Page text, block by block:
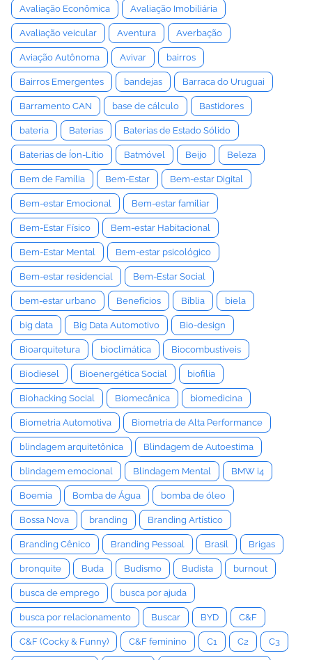
Avaliação Econômica Avaliação Imobiliária
Avaliação veicular Aventura Averbação
Aviação Autônoma Avivar bairros
Bairros Emergentes bandejas Barraca do Uruguai
Barramento CAN base de cálculo Bastidores
bateria Baterias Baterias de Estado Sólido
Baterias de Íon-Lítio Batmóvel Beijo Beleza
Bem de Família Bem-Estar Bem-estar Digital
Bem-estar Emocional Bem-estar familiar
Bem-Estar Físico Bem-estar Habitacional
Bem-Estar Mental Bem-estar psicológico
Bem-estar residencial Bem-Estar Social
bem-estar urbano Benefícios Bíblia biela
big data Big Data Automotivo Bio-design
Bioarquitetura bioclimática Biocombustíveis
Biodiesel Bioenergética Social biofilia
Biohacking Social Biomecânica biomedicina
Biometria Automotiva Biometria de Alta Performance
blindagem arquitetônica Blindagem de Autoestima
blindagem emocional Blindagem Mental BMW i4
Boemia Bomba de Água bomba de óleo
Bossa Nova branding Branding Artístico
Branding Cênico Branding Pessoal Brasil Brigas
bronquite Buda Budismo Budista burnout
busca de emprego busca por ajuda
busca por relacionamento Buscar BYD C&F
C&F (Cocky & Funny) C&F feminino C1 C2 C3